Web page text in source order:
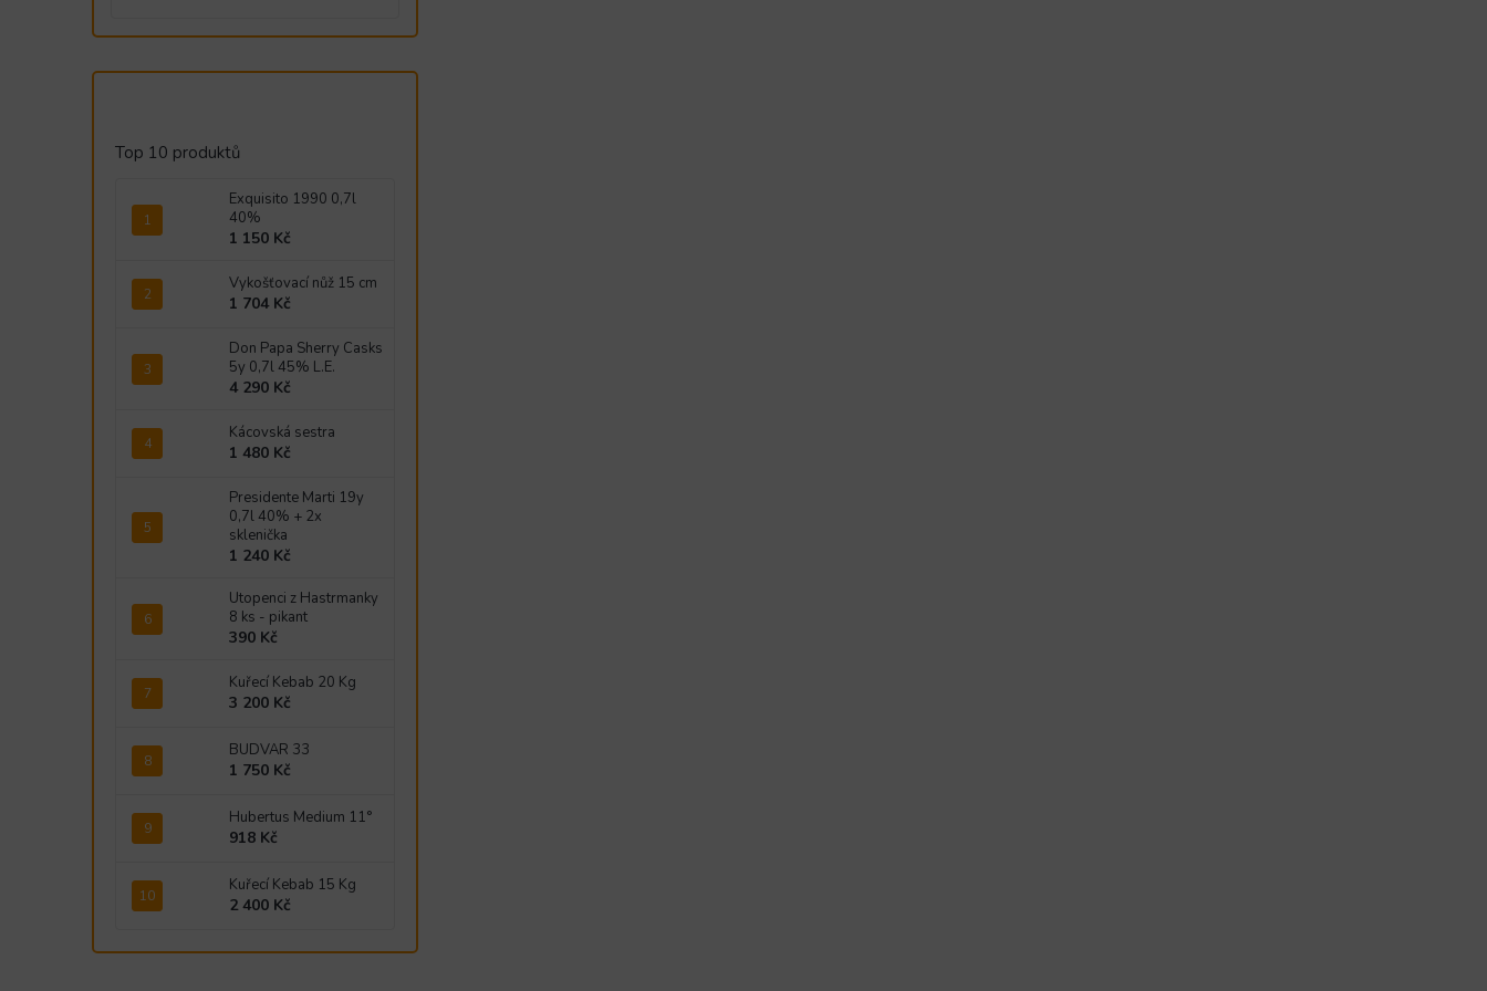
Top 10 produktů
Exquisito 1990 0,7l
40%
1 150 Kč
Vykošťovací nůž 15 cm
1 704 Kč
Don Papa Sherry Casks
5y 0,7l 45% L.E.
4 290 Kč
Kácovská sestra
1 480 Kč
Presidente Marti 19y
0,7l 40% + 2x
sklenička
1 240 Kč
Utopenci z Hastrmanky
8 ks - pikant
390 Kč
Kuřecí Kebab 20 Kg
3 200 Kč
BUDVAR 33
1 750 Kč
Hubertus Medium 11°
918 Kč
Kuřecí Kebab 15 Kg
2 400 Kč